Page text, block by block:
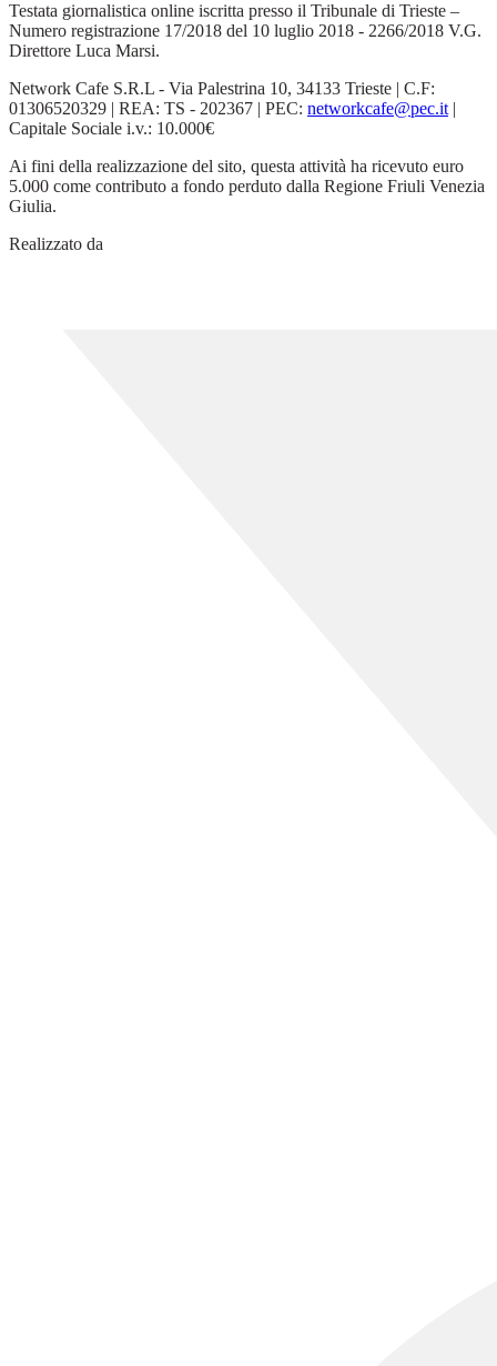
Testata giornalistica online iscritta presso il Tribunale di Trieste –
Numero registrazione 17/2018 del 10 luglio 2018 - 2266/2018 V.G.
Direttore Luca Marsi.
Network Cafe S.R.L - Via Palestrina 10, 34133 Trieste | C.F:
01306520329 | REA: TS - 202367 | PEC: networkcafe@pec.it|
Capitale Sociale i.v.: 10.000€
Ai fini della realizzazione del sito, questa attività ha ricevuto euro
5.000 come contributo a fondo perduto dalla Regione Friuli Venezia
Giulia.
Realizzato da